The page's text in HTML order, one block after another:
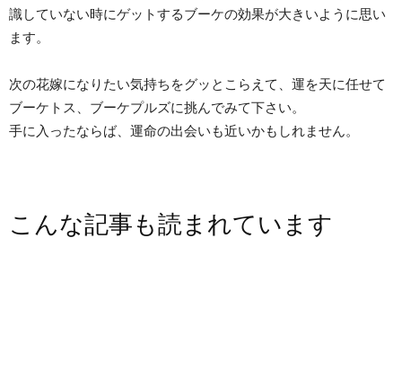
識していない時にゲットするブーケの効果が大きいように思い
ます。
次の花嫁になりたい気持ちをグッとこらえて、運を天に任せて
ブーケトス、ブーケプルズに挑んでみて下さい。
手に入ったならば、運命の出会いも近いかもしれません。
こんな記事も読まれています